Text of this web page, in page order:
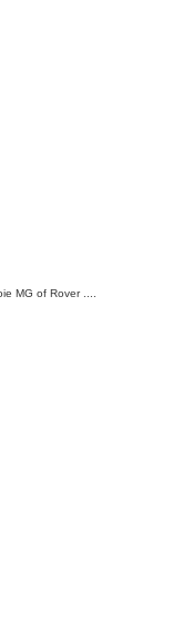
MG of Rover ....